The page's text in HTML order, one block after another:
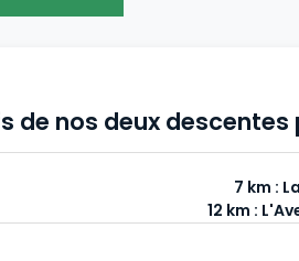
de nos deux descentes
7 km :
12 km :